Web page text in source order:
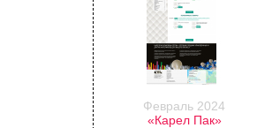
Февраль 2024
«Карел Пак»